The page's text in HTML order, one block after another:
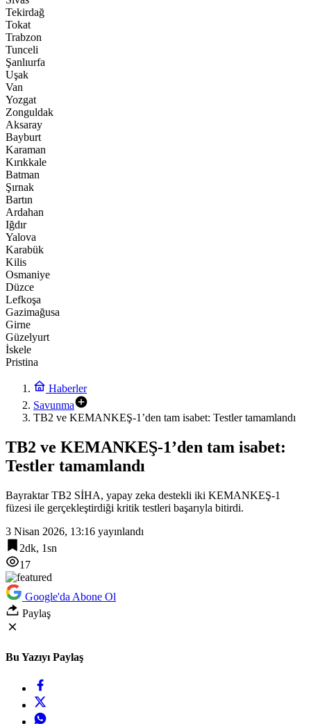
Tekirdağ
Tokat
Trabzon
Tunceli
Şanlıurfa
Uşak
Van
Yozgat
Zonguldak
Aksaray
Bayburt
Karaman
Kırıkkale
Batman
Şırnak
Bartın
Ardahan
Iğdır
Yalova
Karabük
Kilis
Osmaniye
Düzce
Lefkoşa
Gazimağusa
Girne
Güzelyurt
İskele
Pristina
Haberler
Savunma
TB2 ve KEMANKEŞ-1’den tam isabet: Testler tamamlandı
TB2 ve KEMANKEŞ-1’den tam isabet:
Testler tamamlandı
Bayraktar TB2 SİHA, yapay zeka destekli iki KEMANKEŞ-1
füzesi ile gerçekleştirdiği kritik testleri başarıyla bitirdi.
3 Nisan 2026, 13:16 yayınlandı
2dk, 1sn
17
Google'da Abone Ol
Paylaş
Bu Yazıyı Paylaş